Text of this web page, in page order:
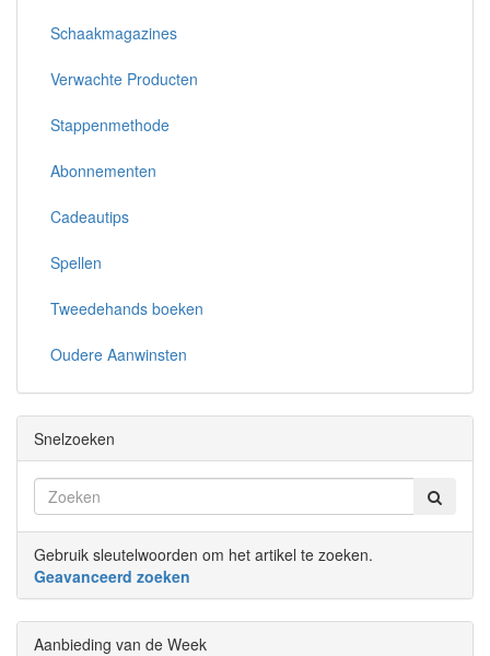
Schaakmagazines
Verwachte Producten
Stappenmethode
Abonnementen
Cadeautips
Spellen
Tweedehands boeken
Oudere Aanwinsten
Snelzoeken
Gebruik sleutelwoorden om het artikel te zoeken.
Geavanceerd zoeken
Aanbieding van de Week